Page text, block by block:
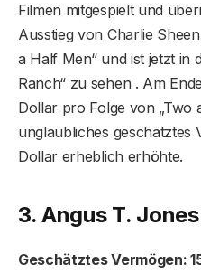
Filmen mitgespielt und
Ausstieg von Charlie
a Half Men“ und ist jetzt in
Ranch“ zu sehen . Am
Dollar pro Folge von „Two
unglaubliches geschätztes
Dollar erheblich erhöhte.
3. Angus T. Jones
Geschätztes Vermögen: